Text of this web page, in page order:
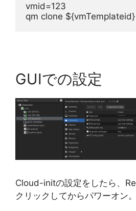
vmid=123
qm clone
GUIでの設定
Cloud-initの設定をしたら、
クリックしてからパワーオン。